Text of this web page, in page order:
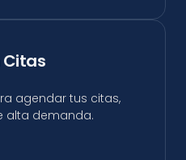
Citas
agendar tus citas,
alta demanda.